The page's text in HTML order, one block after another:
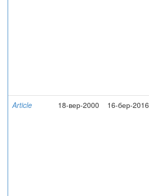
Article 18-вер-2000 16-бер-2016